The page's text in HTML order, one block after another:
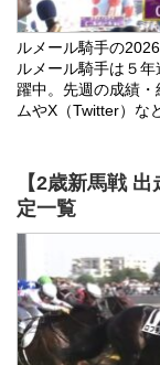
ルメール騎手の
ルメール騎手は５
躍中。先週の成績
ムやX（Twitter）な
【2歳新馬戦
定一覧